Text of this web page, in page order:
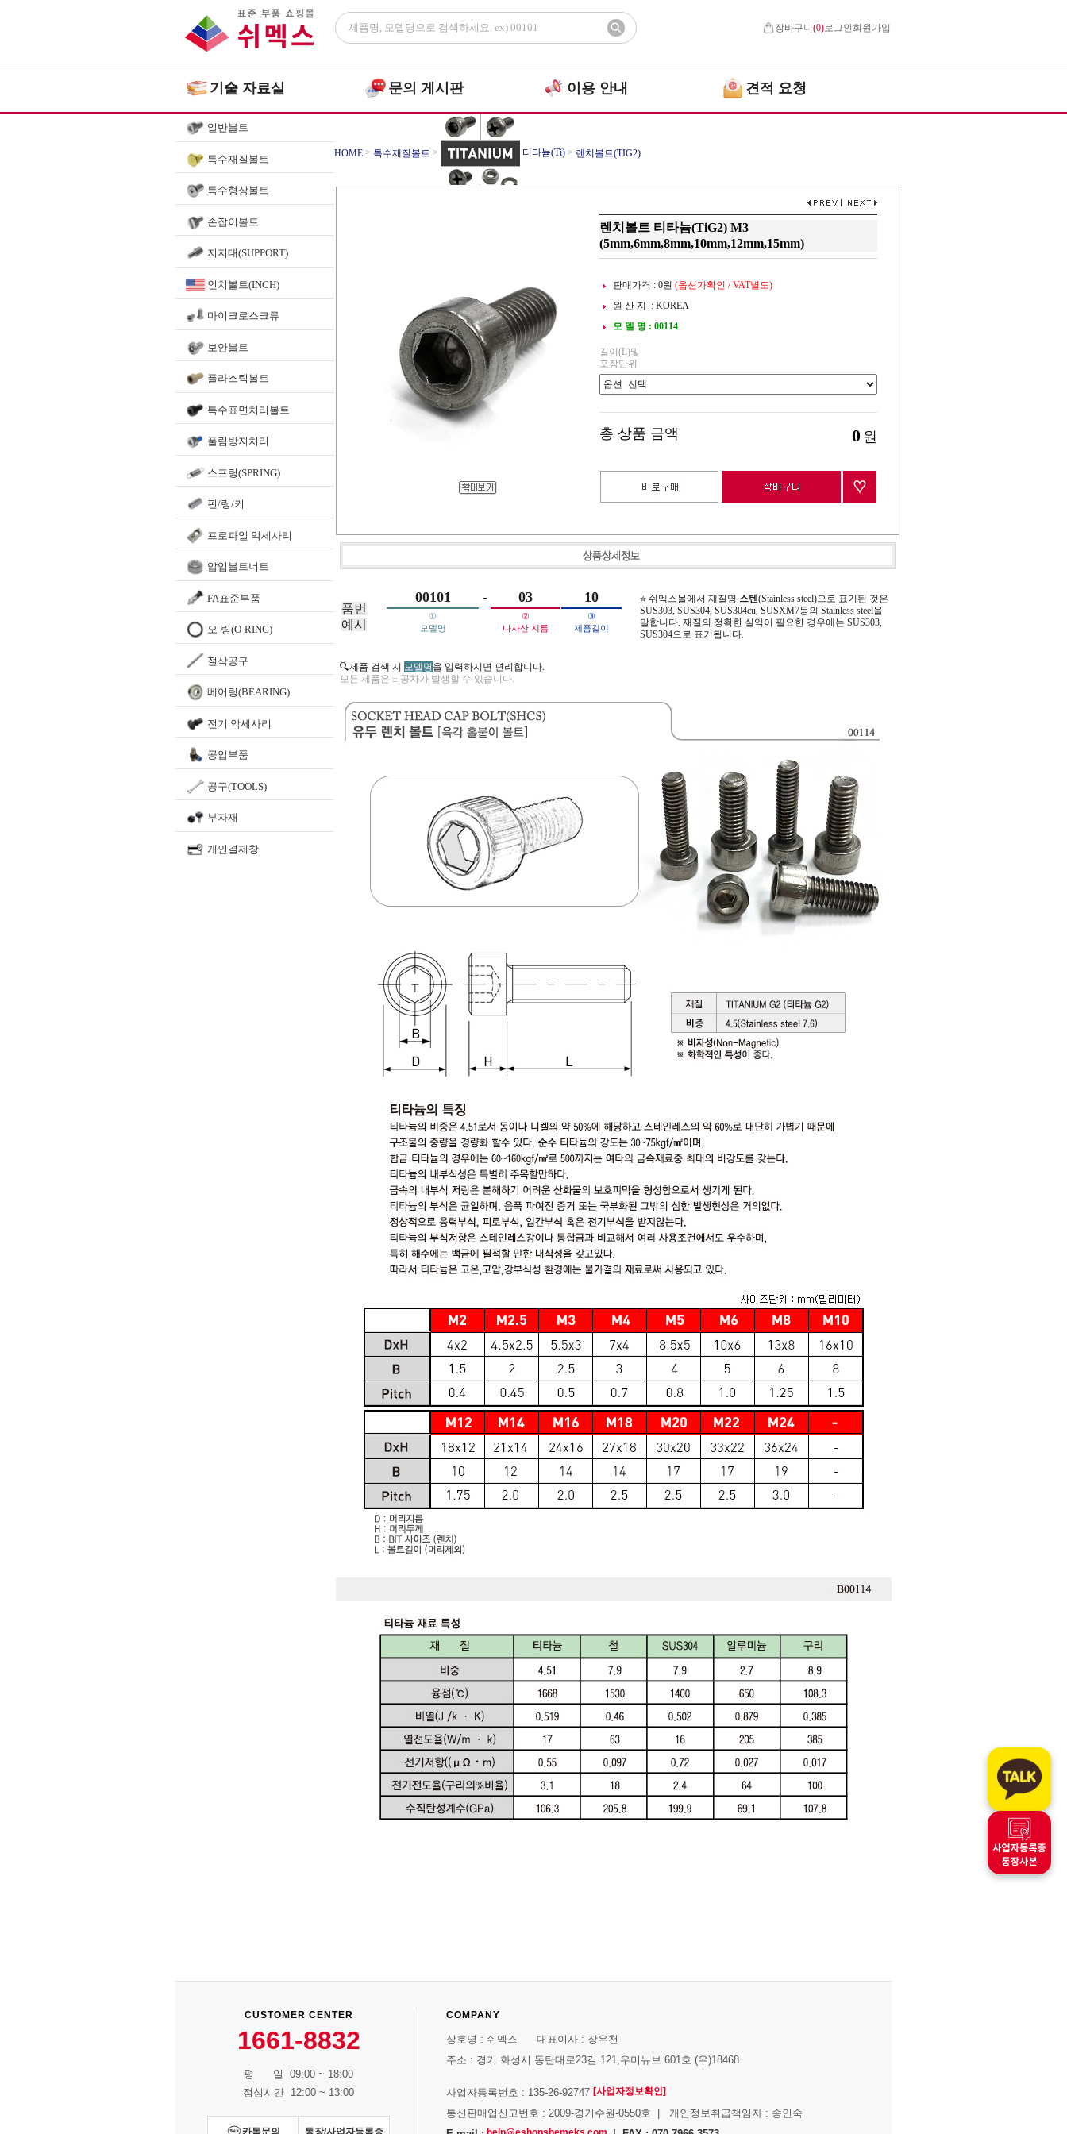
장바구니(0)로그인 회원가입
기술 자료실 문의 게시판 이용 안내 견적 요청
일반볼트
특수재질볼트
특수형상볼트
손잡이볼트
지지대(SUPPORT)
인치볼트(INCH)
마이크로스크류
보안볼트
플라스틱볼트
특수표면처리볼트
풀림방지처리
스프링(SPRING)
핀/링/키
프로파일 악세사리
압입볼트너트
FA표준부품
오-링(O-RING)
절삭공구
베어링(BEARING)
전기 악세사리
공압부품
공구(TOOLS)
부자재
개인결제창
HOME > 특수재질볼트 > 티타늄(Ti) > 렌치볼트(TIG2)
렌치볼트 티타늄(TiG2) M3
(5mm,6mm,8mm,10mm,12mm,15mm)
판매가격 : 0원 (옵션가확인 / VAT별도)
원 산 지 : KOREA
모 델 명 : 00114
길이(L)및
포장단위
총 상품 금액 0 원
품번
예시
00101 - 03 10
①
모델명
②
나사산 지름
③
제품길이
⭐ 쉬멕스몰에서 재질명 스텐(Stainless steel)으로 표기된 것은
SUS303, SUS304, SUS304cu, SUSXM7등의 Stainless steel을
말합니다. 재질의 정확한 실익이 필요한 경우에는 SUS303,
SUS304으로 표기됩니다.
🔍제품 검색 시 모델명을 입력하시면 편리합니다.
모든 제품은 ± 공차가 발생할 수 있습니다.
CUSTOMER CENTER
1661-8832
평 일 09:00 ~ 18:00
점심시간 12:00 ~ 13:00
카톡문의 통장/사업자등록증
COMPANY
상호명 : 쉬멕스 대표이사 : 장우천
주소 : 경기 화성시 동탄대로23길 121,우미뉴브 601호 (우)18468
사업자등록번호 : 135-26-92747 [사업자정보확인]
통신판매업신고번호 : 2009-경기수원-0550호 | 개인정보취급책임자 : 송인숙